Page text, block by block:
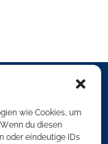
wie Cookies, um
du diesen
oder eindeutige IDs